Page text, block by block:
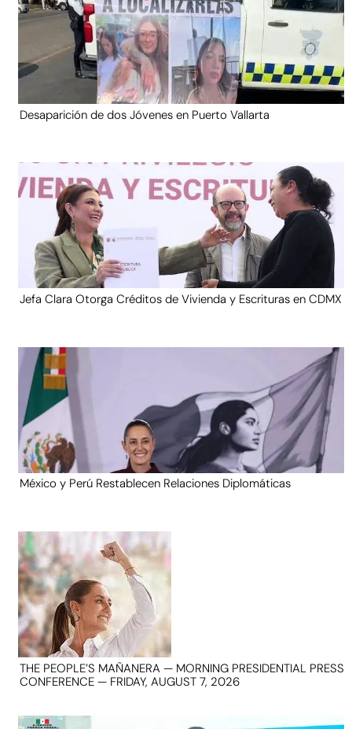
Desaparición de dos Jóvenes en Puerto Vallarta
Jefa Clara Otorga Créditos de Vivienda y Escrituras en CDMX
México y Perú Restablecen Relaciones Diplomáticas
THE PEOPLE’S MAÑANERA — MORNING PRESIDENTIAL PRESS
CONFERENCE — FRIDAY, AUGUST 7, 2026